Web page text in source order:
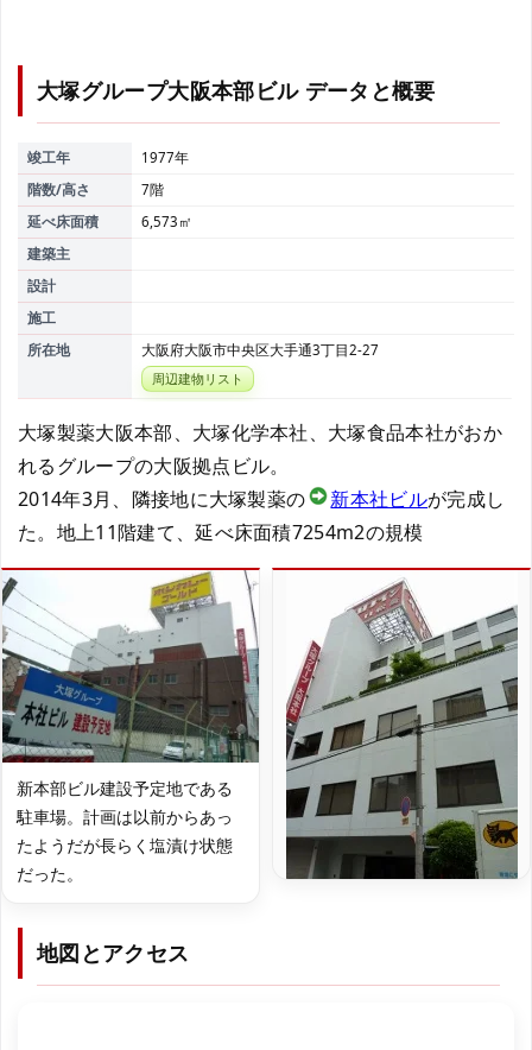
大塚グループ大阪本部ビル データと概要
竣工年
1977年
階数/高さ
7階
延べ床面積
6,573㎡
建築主
設計
施工
所在地
大阪府大阪市中央区大手通3丁目2-27
周辺建物リスト
大塚製薬大阪本部、大塚化学本社、大塚食品本社がおか
れるグループの大阪拠点ビル。
2014年3月、隣接地に大塚製薬の
新本社ビルが完成し
た。地上11階建て、延べ床面積7254m2の規模
新本部ビル建設予定地である
駐車場。計画は以前からあっ
たようだが長らく塩漬け状態
だった。
地図とアクセス